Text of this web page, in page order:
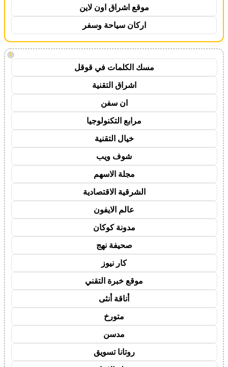
موقع اشراق اون لاين
اركان سياحة وسفر
!
مسك الكلمات في قوقل
اشراق التقنية
ان سفن
مرابع التكنولوجيا
خيال التقنية
شوف ويب
مجلة الاسهم
الشرقية الاقتصادية
عالم الايفون
مدونة كوكان
صحيفة نهج
كار نيوز
موقع خبرة التقني
أناقة أنثى
متورخ
مدسن
روتانا تسويق